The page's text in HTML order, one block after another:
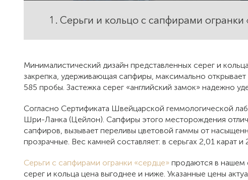
1. Серьги и кольцо с сапфирами огранки
Минималистический дизайн представленных серег и
закрепка, удерживающая сапфиры, максимально
585 пробы. Застежка серег «английский замок» надежно
Согласно Сертификата Швейцарской геммологической
Шри-Ланка (Цейлон). Сапфиры этого месторождения
сапфиров, вызывает переливы цветовой гаммы от
прозрачные. Вес камней составляет: в серьгах 2,01 карат и
Серьги с сапфирами огранки «сердце» продаются в нашем
серег и кольца цена выгоднее и ниже. Указанные цены